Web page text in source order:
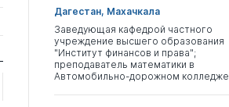
Дагестан, Махачкала
Заведующая кафедрой частного
учреждение высшего образования
"Институт финансов и права";
преподаватель математики в
Автомобильно-дорожном колледже